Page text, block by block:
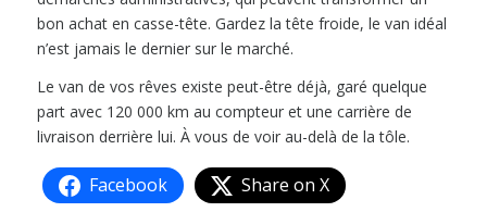
bon achat en casse-tête. Gardez la tête froide, le van idéal
n’est jamais le dernier sur le marché.
Le van de vos rêves existe peut-être déjà, garé quelque
part avec 120 000 km au compteur et une carrière de
livraison derrière lui. À vous de voir au-delà de la tôle.
Facebook
Share on X